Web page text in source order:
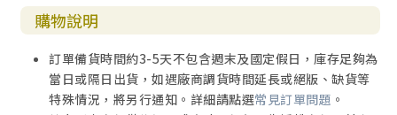
購物說明
訂單備貨時間約3-5天不包含週末及國定假日，庫存足夠為
當日或隔日出貨，如遇廠商調貨時間延長或絕版、缺貨等
特殊情況，將另行通知。詳細請點選常見訂單問題 。